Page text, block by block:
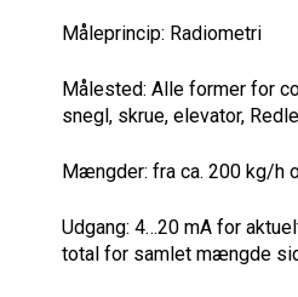
Måleprincip: Radiometri
Målested: Alle former for
snegl, skrue, elevator,
Mængder: fra ca. 200 kg/h
Udgang: 4…20 mA for
total for samlet mængde